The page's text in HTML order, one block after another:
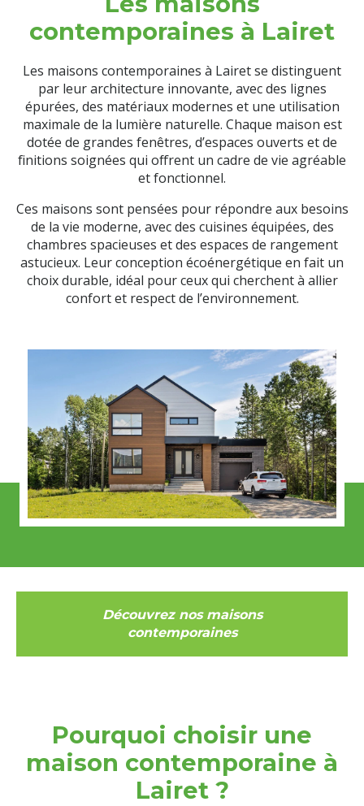
contemporaines à Lairet
Les maisons contemporaines à Lairet se distinguent
par leur architecture innovante, avec des lignes
épurées, des matériaux modernes et une utilisation
maximale de la lumière naturelle. Chaque maison est
dotée de grandes fenêtres, d’espaces ouverts et de
finitions soignées qui offrent un cadre de vie agréable
et fonctionnel.
Ces maisons sont pensées pour répondre aux besoins
de la vie moderne, avec des cuisines équipées, des
chambres spacieuses et des espaces de rangement
astucieux. Leur conception écoénergétique en fait un
choix durable, idéal pour ceux qui cherchent à allier
confort et respect de l’environnement.
Découvrez nos maisons
contemporaines
Pourquoi choisir une
maison contemporaine à
Lairet ?